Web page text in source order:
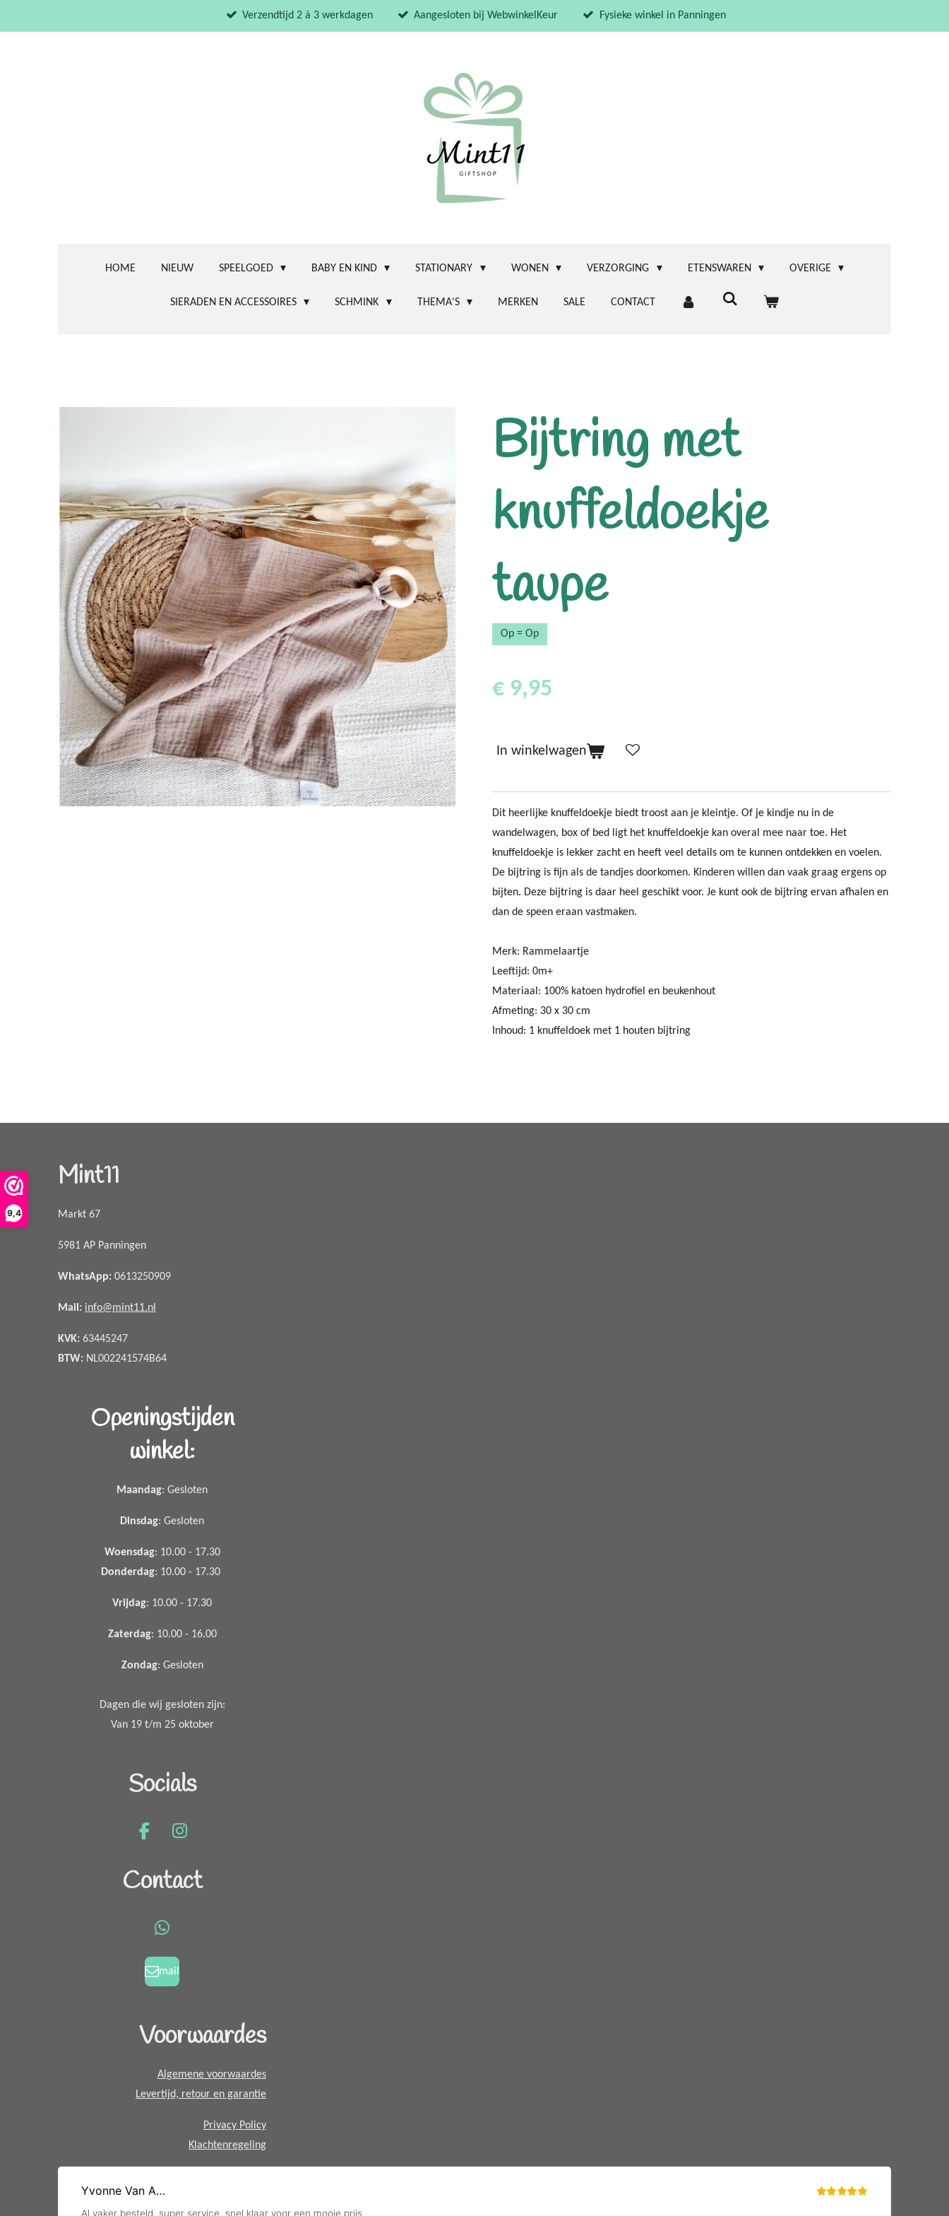
9,4
direct
Verzendtijd 2 á 3 werkdagen Aangesloten bij WebwinkelKeur Fysieke winkel in Panningen
HOME NIEUW SPEELGOED BABY EN KIND STATIONARY WONEN VERZORGING ETENSWAREN OVERIGE
SIERADEN EN ACCESSOIRES SCHMINK THEMA'S MERKEN SALE CONTACT
Bijtring met
knuffeldoekje
taupe
Op = Op
€ 9,95
In winkelwagen
Dit heerlijke knuffeldoekje biedt troost aan je kleintje. Of je kindje nu in de
wandelwagen, box of bed ligt het knuffeldoekje kan overal mee naar toe. Het
knuffeldoekje is lekker zacht en heeft veel details om te kunnen ontdekken en voelen.
De bijtring is fijn als de tandjes doorkomen. Kinderen willen dan vaak graag ergens op
bijten. Deze bijtring is daar heel geschikt voor. Je kunt ook de bijtring ervan afhalen en
dan de speen eraan vastmaken.
Merk: Rammelaartje
Leeftijd: 0m+
Materiaal: 100% katoen hydrofiel en beukenhout
Afmeting: 30 x 30 cm
Inhoud: 1 knuffeldoek met 1 houten bijtring
Mint11
Markt 67
5981 AP Panningen
WhatsApp: 0613250909
Mail: info@mint11.nl
KVK: 63445247
BTW: NL002241574B64
Openingstijden
winkel:
Maandag: Gesloten
Dinsdag: Gesloten
Woensdag: 10.00 - 17.30
Donderdag: 10.00 - 17.30
Vrijdag: 10.00 - 17.30
Zaterdag: 10.00 - 16.00
Zondag: Gesloten
Dagen die wij gesloten zijn:
Van 19 t/m 25 oktober
Socials
F
c
e
k
I
s
t
a
Contact
W
a
t
p
mail
Voorwaardes
Algemene voorwaardes
Levertijd, retour en garantie
Privacy Policy
Klachtenregeling